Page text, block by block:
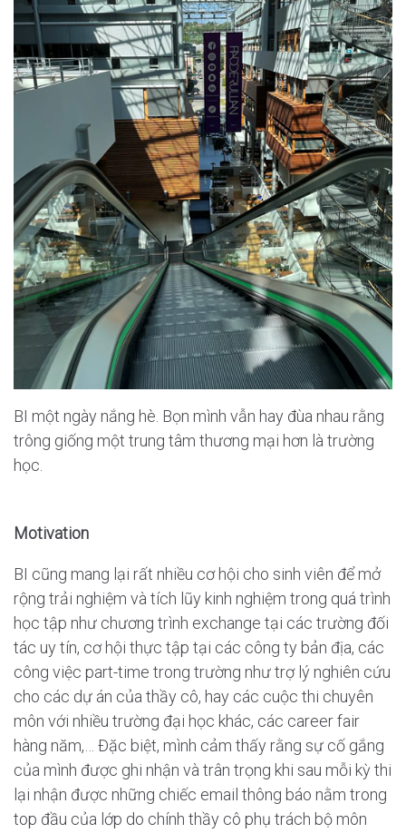
BI một ngày nắng hè. Bọn mình vẫn hay đùa nhau rằng
trông giống một trung tâm thương mại hơn là trường
học.
Motivation
BI cũng mang lại rất nhiều cơ hội cho sinh viên để mở
rộng trải nghiệm và tích lũy kinh nghiệm trong quá trình
học tập như chương trình exchange tại các trường đối
tác uy tín, cơ hội thực tập tại các công ty bản địa, các
công việc part-time trong trường như trợ lý nghiên cứu
cho các dự án của thầy cô, hay các cuộc thi chuyên
môn với nhiều trường đại học khác, các career fair
hàng năm,… Đặc biệt, mình cảm thấy rằng sự cố gắng
của mình được ghi nhận và trân trọng khi sau mỗi kỳ thi
lại nhận được những chiếc email thông báo nằm trong
top đầu của lớp do chính thầy cô phụ trách bộ môn